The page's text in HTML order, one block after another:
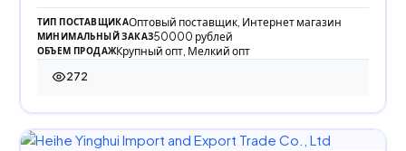
ТИП ПОСТАВЩИКАОптовый поставщик, Интернет магазин
МИНИМАЛЬНЫЙ ЗАКАЗ50000 рублей
ОБЪЕМ ПРОДАЖКрупный опт, Мелкий опт
272
272 просмотра